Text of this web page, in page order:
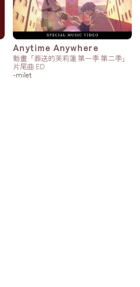
Anytime Anywhere
動畫「葬送的芙莉蓮 第一季 第二季」
片尾曲 ED
-milet